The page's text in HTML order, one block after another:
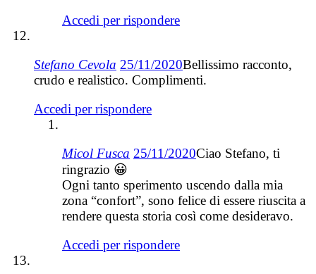
Accedi per rispondere
Stefano Cevola 25/11/2020Bellissimo racconto,
crudo e realistico. Complimenti.
Accedi per rispondere
Micol Fusca 25/11/2020Ciao Stefano, ti
ringrazio 😀
Ogni tanto sperimento uscendo dalla mia
zona “confort”, sono felice di essere riuscita a
rendere questa storia così come desideravo.
Accedi per rispondere